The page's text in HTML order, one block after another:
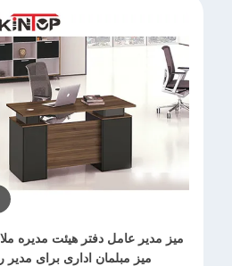
میز مدیر عامل دفتر هیئت مدیره
میز مبلمان اداری برای مدیر